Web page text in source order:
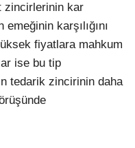
zincirlerinin kar
karşılığını
fiyatlara mahkum
ise bu tip
tedarik zincirinin daha